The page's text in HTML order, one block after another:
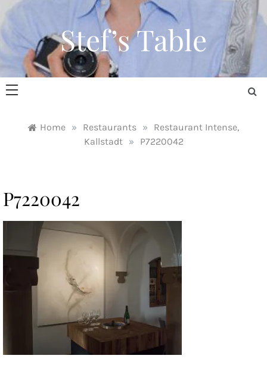
Skip
content
Stef’s Table
Home » Restaurants »
Restaurant Intense,
Kallstadt
» P7220042
P7220042